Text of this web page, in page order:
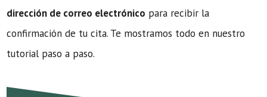
dirección de correo electrónico para recibir la
confirmación de tu cita. Te mostramos todo en nuestro
tutorial paso a paso.